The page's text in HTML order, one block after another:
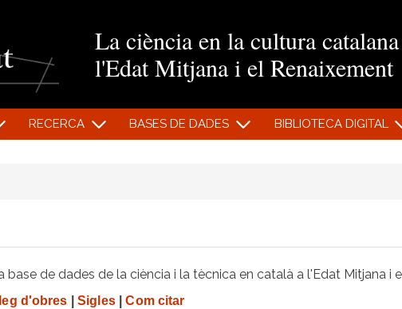
La ciència en la cultura
l'Edat Mitjana i el Renaixement
RECERCA BASES DE DADES BIBLIOTECA DIGITAL
base de dades de la ciència i la tècnica en català a l'Edat Mitjana i
d'obres Sigles| Com citar